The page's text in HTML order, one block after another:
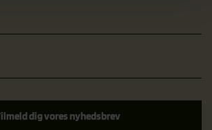
dig vores nyhedsbrev